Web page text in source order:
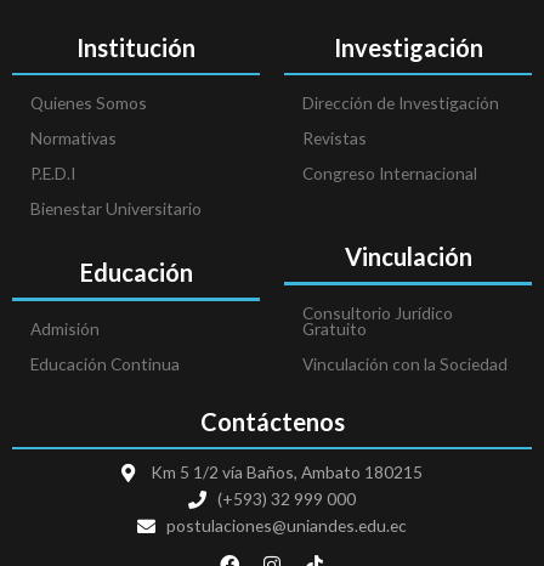
Institución
Quienes Somos
Normativas
P.E.D.I
Bienestar Universitario
Educación
Admisión
Educación Continua
Investigación
Dirección de Investigación
Revistas
Congreso Internacional
Vinculación
Consultorio Jurídico
Gratuito
Vinculación con la Sociedad
Contáctenos
Km 5 1/2 vía Baños, Ambato 180215
(+593) 32 999 000
postulaciones@uniandes.edu.ec
F
I
T